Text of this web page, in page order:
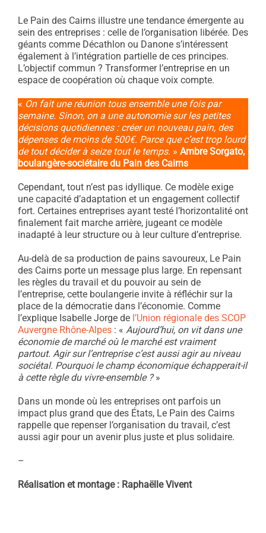
Le Pain des Cairns illustre une tendance émergente au
sein des entreprises : celle de l’organisation libérée. Des
géants comme Décathlon ou Danone s’intéressent
également à l’intégration partielle de ces principes.
L’objectif commun ? Transformer l’entreprise en un
espace de coopération où chaque voix compte.
« On fait une réunion tous ensemble une fois par
semaine. Sinon, on a une autonomie sur les petites
décisions quotidiennes : créer un nouveau pain, des
dépenses de moins de 500€. Parce que c’est trop lourd
de tout décider à seize tout le temps. » Ambre Sorgato,
boulangère-sociétaire du Pain des Cairns
Cependant, tout n’est pas idyllique. Ce modèle exige
une capacité d’adaptation et un engagement collectif
fort. Certaines entreprises ayant testé l’horizontalité ont
finalement fait marche arrière, jugeant ce modèle
inadapté à leur structure ou à leur culture d’entreprise.
Au-delà de sa production de pains savoureux, Le Pain
des Cairns porte un message plus large. En repensant
les règles du travail et du pouvoir au sein de
l’entreprise, cette boulangerie invite à réfléchir sur la
place de la démocratie dans l’économie. Comme
l’explique Isabelle Jorge de l’Union régionale des SCOP
Auvergne Rhône-Alpes : « Aujourd’hui, on vit dans une
économie de marché où le marché est vraiment
partout. Agir sur l’entreprise c’est aussi agir au niveau
sociétal. Pourquoi le champ économique échapperait-il
à cette règle du vivre-ensemble ?»
Dans un monde où les entreprises ont parfois un
impact plus grand que des États, Le Pain des Cairns
rappelle que repenser l’organisation du travail, c’est
aussi agir pour un avenir plus juste et plus solidaire.
–
Réalisation et montage : Raphaëlle Vivent